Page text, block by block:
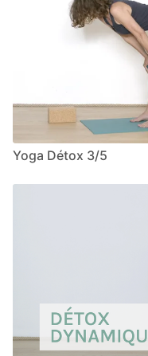
Yoga Détox 3/5